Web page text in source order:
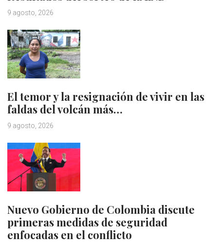
9 agosto, 2026
El temor y la resignación de vivir en las
faldas del volcán más…
9 agosto, 2026
Nuevo Gobierno de Colombia discute
primeras medidas de seguridad
enfocadas en el conflicto